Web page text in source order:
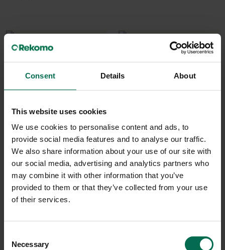
Consent Details About
This website uses cookies
We use cookies to personalise content and ads, to
provide social media features and to analyse our traffic.
We also share information about your use of our site with
our social media, advertising and analytics partners who
may combine it with other information that you’ve
provided to them or that they’ve collected from your use
of their services.
Selection
Necessary
Crassevig
Begagnad
Barstol Nett
1100 kr
Hyr från 30kr/mån
Siesta
Begagnad
Caféstol Maya
850 kr